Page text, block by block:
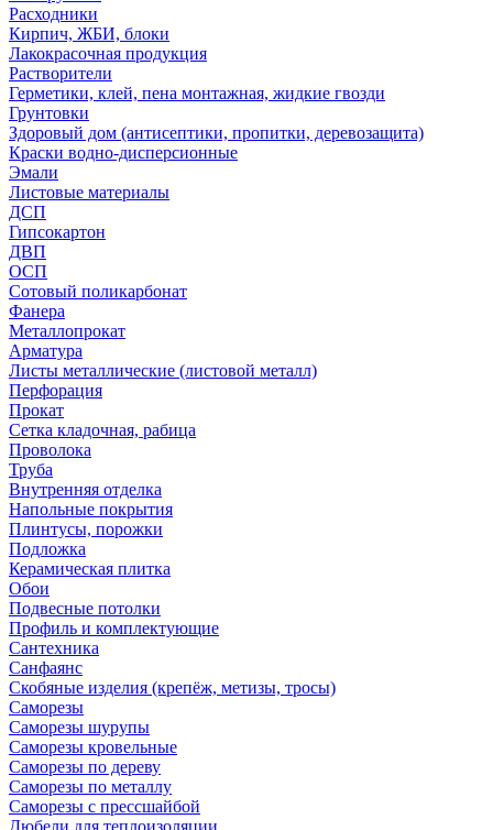
Расходники
Кирпич, ЖБИ, блоки
Лакокрасочная продукция
Растворители
Герметики, клей, пена монтажная, жидкие гвозди
Грунтовки
Здоровый дом (антисептики, пропитки, деревозащита)
Краски водно-дисперсионные
Эмали
Листовые материалы
ДСП
Гипсокартон
ДВП
ОСП
Сотовый поликарбонат
Фанера
Металлопрокат
Арматура
Листы металлические (листовой металл)
Перфорация
Прокат
Сетка кладочная, рабица
Проволока
Труба
Внутренняя отделка
Напольные покрытия
Плинтусы, порожки
Подложка
Керамическая плитка
Обои
Подвесные потолки
Профиль и комплектующие
Сантехника
Санфаянс
Скобяные изделия (крепёж, метизы, тросы)
Саморезы
Саморезы шурупы
Саморезы кровельные
Саморезы по дереву
Саморезы по металлу
Саморезы с прессшайбой
Дюбели для теплоизоляции